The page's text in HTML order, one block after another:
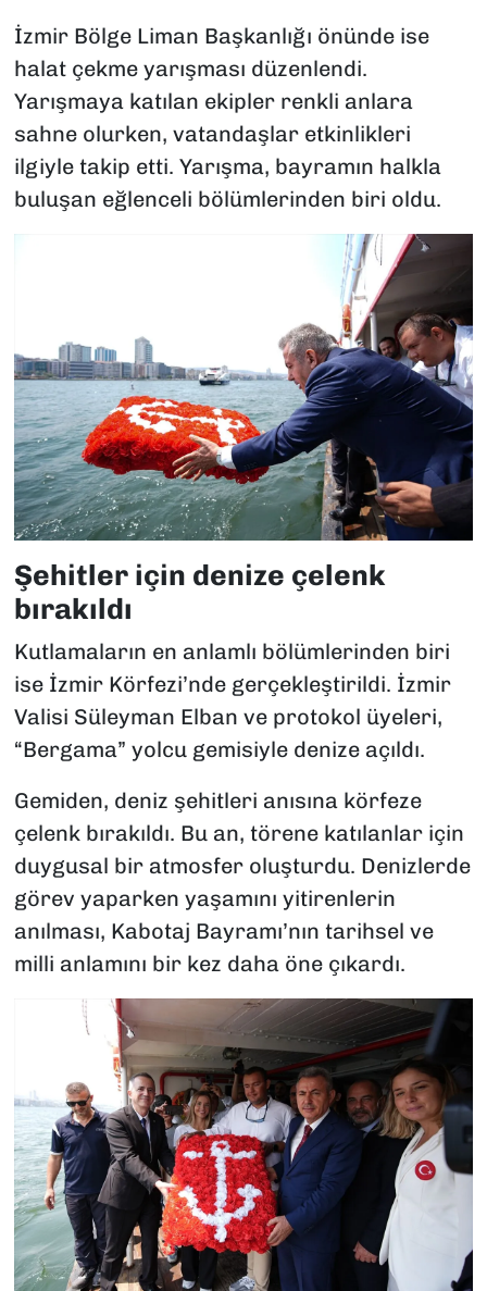
İzmir Bölge Liman Başkanlığı önünde ise
halat çekme yarışması düzenlendi.
Yarışmaya katılan ekipler renkli anlara
sahne olurken, vatandaşlar etkinlikleri
ilgiyle takip etti. Yarışma, bayramın halkla
buluşan eğlenceli bölümlerinden biri oldu.
Şehitler için denize çelenk
bırakıldı
Kutlamaların en anlamlı bölümlerinden biri
ise İzmir Körfezi’nde gerçekleştirildi. İzmir
Valisi Süleyman Elban ve protokol üyeleri,
“Bergama” yolcu gemisiyle denize açıldı.
Gemiden, deniz şehitleri anısına körfeze
çelenk bırakıldı. Bu an, törene katılanlar için
duygusal bir atmosfer oluşturdu. Denizlerde
görev yaparken yaşamını yitirenlerin
anılması, Kabotaj Bayramı’nın tarihsel ve
milli anlamını bir kez daha öne çıkardı.